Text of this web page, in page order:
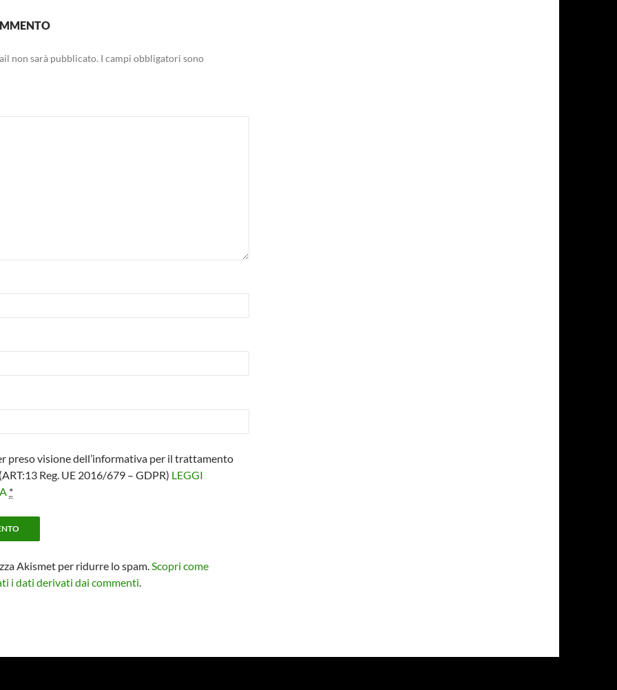
non sarà pubblicato. I campi obbligatori sono
preso visione dell’informativa per il trattamento
Reg. UE 2016/679 – GDPR) LEGGI
*
Akismet per ridurre lo spam.Scopri come
i dati derivati dai commenti.